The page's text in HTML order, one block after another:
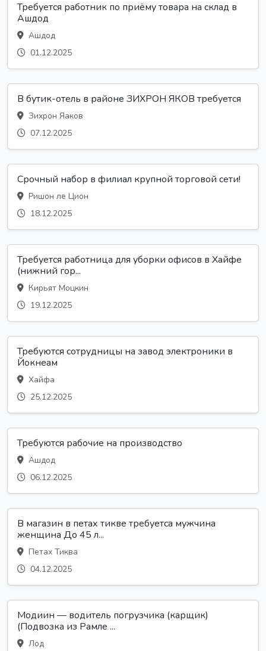
Требуется работник по приёму товара на склад в
Ашдод
Ашдод
01.12.2025
В бутик-отель в районе ЗИХРОН ЯКОВ требуется
Зихрон Яаков
07.12.2025
Срочный набор в филиал крупной торговой сети!
Ришон ле Цион
18.12.2025
Требуется работница для уборки офисов в Хайфе
(нижний гор...
Кирьят Моцкин
19.12.2025
Требуются сотрудницы на завод электроники в
Йокнеам
Хайфа
25.12.2025
Требуются рабочие на производство
Ашдод
06.12.2025
В магазин в петах тикве требуетса мужчина
женщина До 45 л...
Петах Тиква
04.12.2025
Модиин — водитель погрузчика (карщик)
(Подвозка из Рамле ...
Лод